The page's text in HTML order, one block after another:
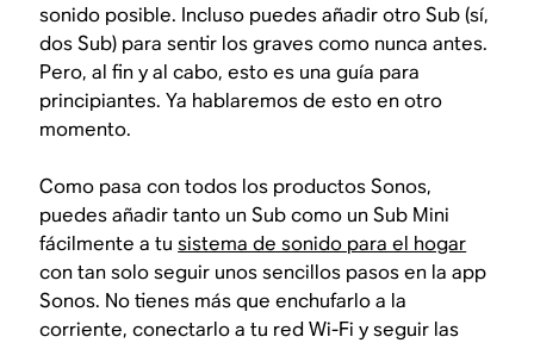
sonido posible. Incluso puedes añadir otro Sub (sí,
dos Sub) para sentir los graves como nunca antes.
Pero, al fin y al cabo, esto es una guía para
principiantes. Ya hablaremos de esto en otro
momento.
Como pasa con todos los productos Sonos,
puedes añadir tanto un Sub como un Sub Mini
fácilmente a tusistema de sonido para el hogar
con tan solo seguir unos sencillos pasos en la app
Sonos. No tienes más que enchufarlo a la
corriente, conectarlo a tu red Wi-Fi y seguir las